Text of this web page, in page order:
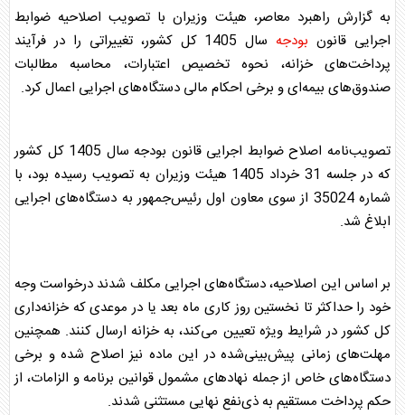
به گزارش راهبرد معاصر، هیئت وزیران با تصویب اصلاحیه ضوابط
اجرایی قانون بودجه
سال 1405 کل کشور، تغییراتی را در فرآیند
پرداخت‌های خزانه، نحوه تخصیص اعتبارات، محاسبه مطالبات
صندوق‌های بیمه‌ای و برخی احکام مالی دستگاه‌های اجرایی اعمال کرد.
تصویب‌نامه اصلاح ضوابط اجرایی قانون بودجه
سال 1405 کل کشور
که در جلسه 31 خرداد 1405 هیئت وزیران به تصویب رسیده بود، با
شماره 35024 از سوی معاون اول رئیس‌جمهور به دستگاه‌های اجرایی
ابلاغ شد.
بر اساس این اصلاحیه، دستگاه‌های اجرایی مکلف شدند درخواست وجه
خود را حداکثر تا نخستین روز کاری ماه بعد یا در موعدی که خزانه‌داری
کل کشور در شرایط ویژه تعیین می‌کند، به خزانه ارسال کنند. همچنین
مهلت‌های زمانی پیش‌بینی‌شده در این ماده نیز اصلاح شده و برخی
دستگاه‌های خاص از جمله نهادهای مشمول قوانین برنامه و الزامات، از
حکم پرداخت مستقیم به ذی‌نفع نهایی مستثنی شدند.